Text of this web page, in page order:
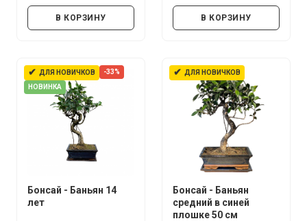
В КОРЗИНУ В КОРЗИНУ
✔ ДЛЯ НОВИЧКОВ
-33%
НОВИНКА
Бонсай - Баньян 14
лет
✔ ДЛЯ НОВИЧКОВ
Бонсай - Баньян
средний в синей
плошке 50 см